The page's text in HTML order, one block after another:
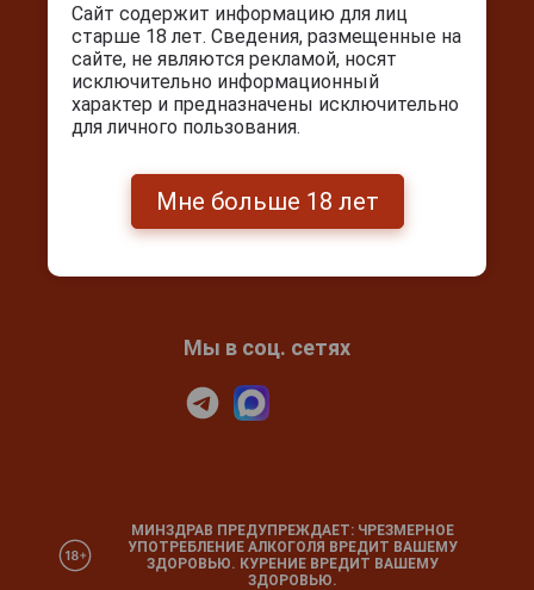
Покупателям
Контакты
Покупка и оплата
Подарочный сертификат
Проверка сертификата
Мы в соц. сетях
МИНЗДРАВ ПРЕДУПРЕЖДАЕТ: ЧРЕЗМЕРНОЕ
УПОТРЕБЛЕНИЕ АЛКОГОЛЯ ВРЕДИТ ВАШЕМУ
ЗДОРОВЬЮ. КУРЕНИЕ ВРЕДИТ ВАШЕМУ
ЗДОРОВЬЮ.
Сайт содержит информацию для лиц
старше 18 лет. Сведения, размещенные на
сайте, не являются рекламой, носят
исключительно информационный
характер и предназначены исключительно
для личного пользования.
Мне больше 18 лет